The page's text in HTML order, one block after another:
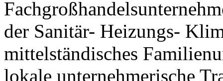
der Sanitär- Heizungs-
mittelständisches
lokale unternehmerische